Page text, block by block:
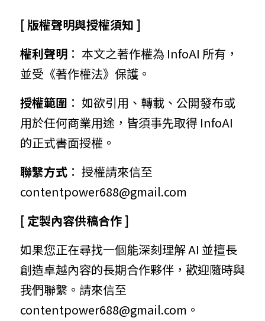
[ 版權聲明與授權須知 ]
權利聲明 ： 本文之著作權為 InfoAI 所有，
並受《著作權法》保護。
授權範圍 ： 如欲引用、轉載、公開發布或
用於任何商業用途，皆須事先取得 InfoAI
的正式書面授權。
聯繫方式 ： 授權請來信至
contentpower688@gmail.com
[ 定製內容供稿合作 ]
如果您正在尋找一個能深刻理解 AI 並擅長
創造卓越內容的長期合作夥伴，歡迎隨時與
我們聯繫。請來信至
contentpower688@gmail.com。